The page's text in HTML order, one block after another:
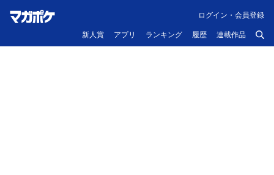
新人賞 アプリ ランキング 履歴 連載作品
ログイン・会員登録